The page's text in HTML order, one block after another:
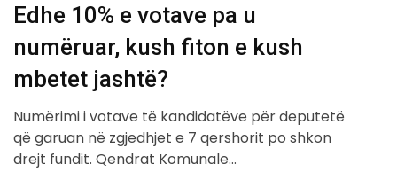
Edhe 10% e votave pa u
numëruar, kush fiton e kush
mbetet jashtë?
Numërimi i votave të kandidatëve për deputetë
që garuan në zgjedhjet e 7 qershorit po shkon
drejt fundit. Qendrat Komunale…